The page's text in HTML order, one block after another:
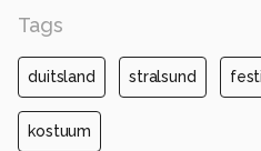
Tags
duitsland stralsund
kostuum